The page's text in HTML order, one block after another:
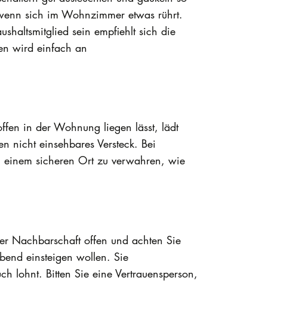
sich im Wohnzimmer etwas rührt.
sein empfiehlt sich die
wird einfach an
in der Wohnung liegen lässt, lädt
nicht einsehbares Versteck. Bei
einem sicheren Ort zu verwahren, wie
Nachbarschaft offen und achten Sie
einsteigen wollen. Sie
lohnt. Bitten Sie eine Vertrauensperson,